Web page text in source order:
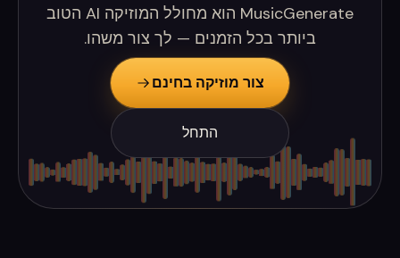
MusicGenerate הוא מחולל המוזיקה AI הטוב
ביותר בכל הזמנים — לך צור משהו.
צור מוזיקה בחינם
התחל